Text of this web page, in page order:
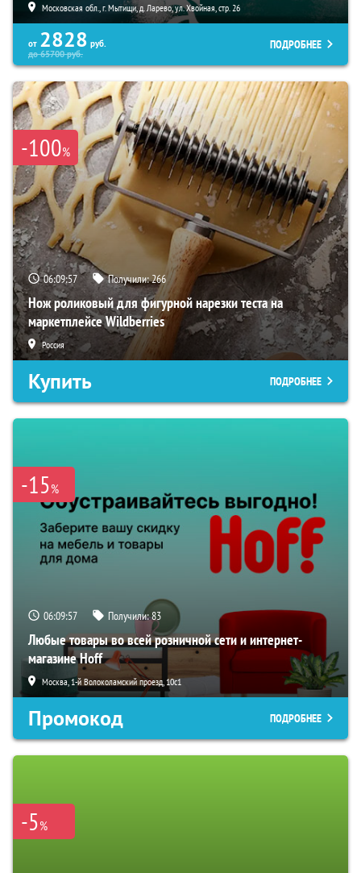
Московская обл., г. Мытищи, д. Ларево, ул. Хвойная, стр. 26
от 2828 руб.
до65700руб.
ПОДРОБНЕЕ
-100%
06:09:56 Получили:266
Нож роликовый для фигурной нарезки теста на
маркетплейсе Wildberries
Россия
Купить ПОДРОБНЕЕ
-15%
06:09:56 Получили:83
Любые товары во всей розничной сети и интернет-
магазине Hoff
Москва, 1-й Волоколамский проезд, 10с1
Промокод ПОДРОБНЕЕ
-5%